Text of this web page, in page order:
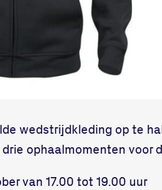
wedstrijdkleding op te
ophaalmomenten voor
van 17.00 tot 19.00 uur